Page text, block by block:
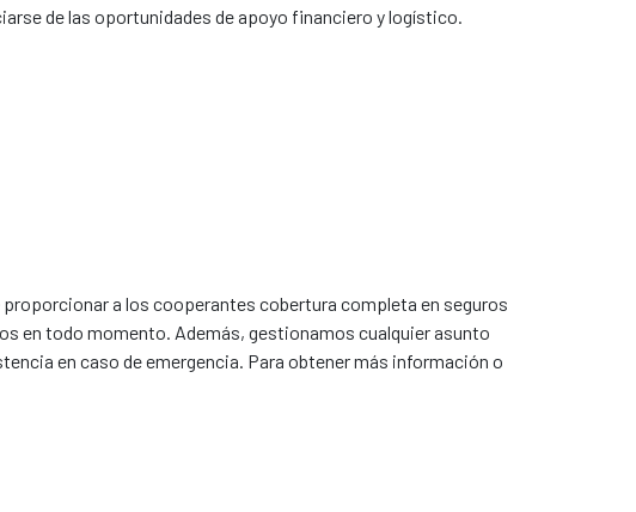
de las oportunidades de apoyo financiero y logístico.
proporcionar a los cooperantes cobertura completa en seguros
en todo momento. Además, gestionamos cualquier asunto
en caso de emergencia. Para obtener más información o